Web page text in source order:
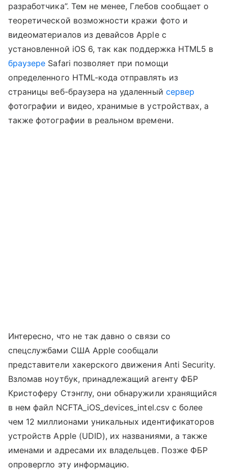
разработчика”. Тем не менее, Глебов сообщает о
теоретической возможности кражи фото и
видеоматериалов из девайсов Apple с
установленной iOS 6, так как поддержка HTML5 в
браузере Safari позволяет при помощи
определенного HTML-кода отправлять из
страницы веб-браузера на удаленный сервер
фотографии и видео, хранимые в устройствах, а
также фотографии в реальном времени.
Интересно, что не так давно о связи со
спецслужбами США Apple сообщали
представители хакерского движения Anti Security.
Взломав ноутбук, принадлежащий агенту ФБР
Кристоферу Стэнглу, они обнаружили хранящийся
в нем файл NCFTA_iOS_devices_intel.csv с более
чем 12 миллионами уникальных идентификаторов
устройств Apple (UDID), их названиями, а также
именами и адресами их владельцев. Позже ФБР
опровергло эту информацию.